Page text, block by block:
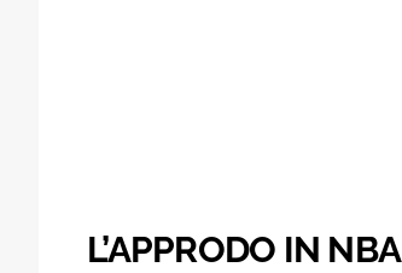
L’APPRODO IN NBA